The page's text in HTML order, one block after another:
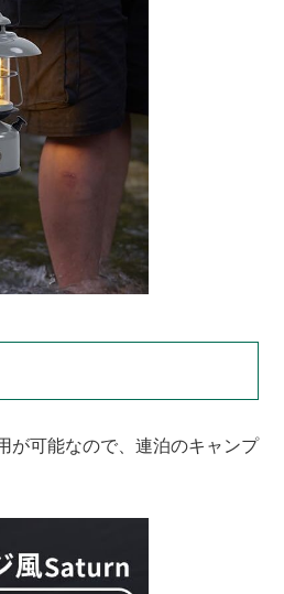
が可能なので、連泊のキャンプ